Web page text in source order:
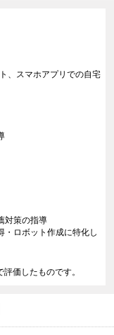
、スマホアプリでの自宅
対策の指導
・ロボット作成に特化し
価したものです。